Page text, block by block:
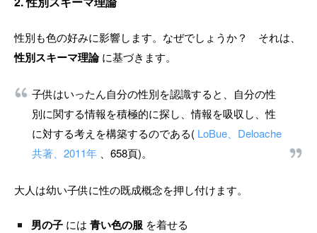
性別も色の好みに影響します。なぜでしょうか？ それは、
性別スキーマ理論に基づきます。
子供はいったん自分の性別を認識すると、自分の性
別に関する情報を積極的に探し、情報を吸収し、性
に対する考えを構築するのである( LoBue、Deloache
共著、2011年 、658頁)。
大人は幼い子供に性の既成概念を押し付けます。
男の子 には 青い色の服 を着せる